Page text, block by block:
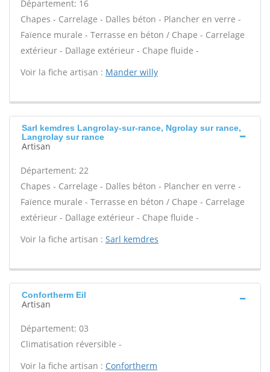
Département: 16
Chapes - Carrelage - Dalles béton - Plancher en verre -
Faïence murale - Terrasse en béton / Chape - Carrelage
extérieur - Dallage extérieur - Chape fluide -
Voir la fiche artisan : Mander willy
Sarl kemdres Langrolay-sur-rance, Ngrolay sur rance,
Langrolay sur rance
Artisan
Département: 22
Chapes - Carrelage - Dalles béton - Plancher en verre -
Faïence murale - Terrasse en béton / Chape - Carrelage
extérieur - Dallage extérieur - Chape fluide -
Voir la fiche artisan : Sarl kemdres
Confortherm Eil
Artisan
Département: 03
Climatisation réversible -
Voir la fiche artisan : Confortherm